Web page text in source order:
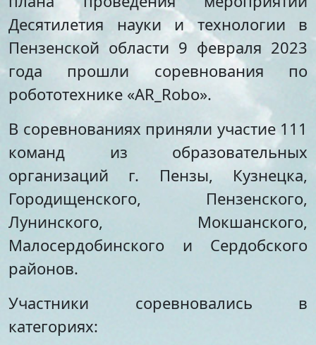
Футбол
Морское многоборье
Волейбол
Тхэквондо
Художественная
гимнастика
Фитнес-аэробика
Киокусинкай
Дзюдо
Настольный теннис
Шахматы
Мотоспорт
Стипендии и меры
поддержки обучающихся
Международное
сотрудничество
Организация питания в
образовательной
Документы по АХЧ
Педагогический салон
Виртуальная экскурсия
Десятилетия науки и технологии в
Пензенской области 9 февраля 2023
года прошли соревнования по
робототехнике «AR_Robo».
В соревнованиях приняли участие 111
команд из образовательных
организаций г. Пензы, Кузнецка,
Городищенского, Пензенского,
Лунинского, Мокшанского,
Малосердобинского и Сердобского
районов.
Участники соревновались в
категориях: